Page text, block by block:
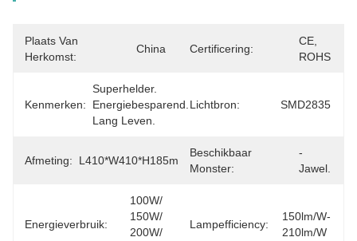
Plaats Van
Herkomst:
China Certificering:
CE,
ROHS
Kenmerken:
Superhelder.
Energiebesparend.
Lang Leven.
Lichtbron: SMD2835
Afmeting: L410*W410*H185mm
Beschikbaar
Monster:
-
Jawel.
Energieverbruik:
100W/
150W/
200W/
Lampefficiency:
150lm/w-
210lm/w